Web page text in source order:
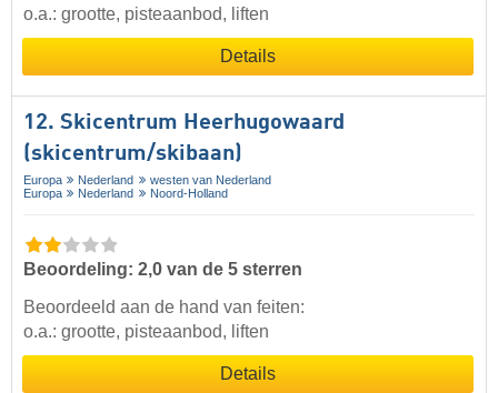
o.a.: grootte, pisteaanbod, liften
Details
12. Skicentrum Heerhugowaard
(skicentrum/skibaan)
Europa Nederland
westen van Nederland
Europa
Nederland Noord-Holland
Beoordeling: 2,0 van de 5 sterren
Beoordeeld aan de hand van feiten:
o.a.: grootte, pisteaanbod, liften
Details